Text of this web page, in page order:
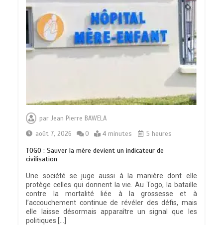
parJean Pierre BAWELA
août 7, 2026
0 4 minutes 5 heures
TOGO : Sauver la mère devient un indicateur de
civilisation
Une société se juge aussi à la manière dont elle
protège celles qui donnent la vie. Au Togo, la bataille
contre la mortalité liée à la grossesse et à
l’accouchement continue de révéler des défis, mais
elle laisse désormais apparaître un signal que les
politiques […]